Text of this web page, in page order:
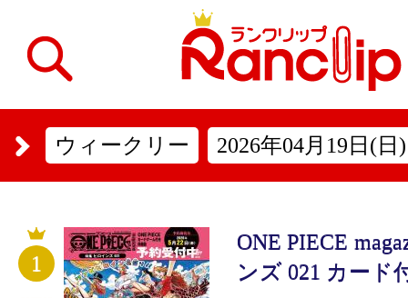
ウィークリー 2026年04月19日(日)
1
ONE PIECE
ンズ 021 カード